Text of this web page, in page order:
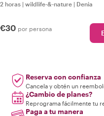
2 horas | wildlife-&-nature | Denia
€30 por persona
Reserva con confianza
Cancela y obtén un
¿Cambio de planes?
Reprograma fácilmente tu
Paga a tu manera